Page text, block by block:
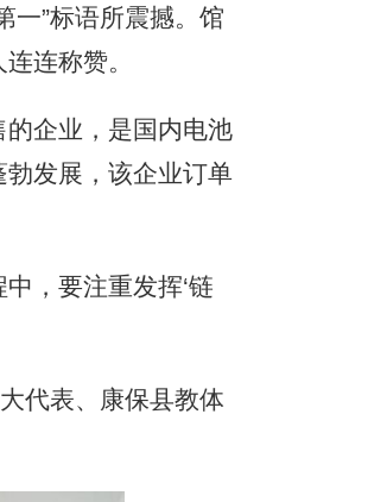
”标语所震撼。馆
连称赞。
企业，是国内电池
发展，该企业订单
，要注重发挥‘链
代表、康保县教体